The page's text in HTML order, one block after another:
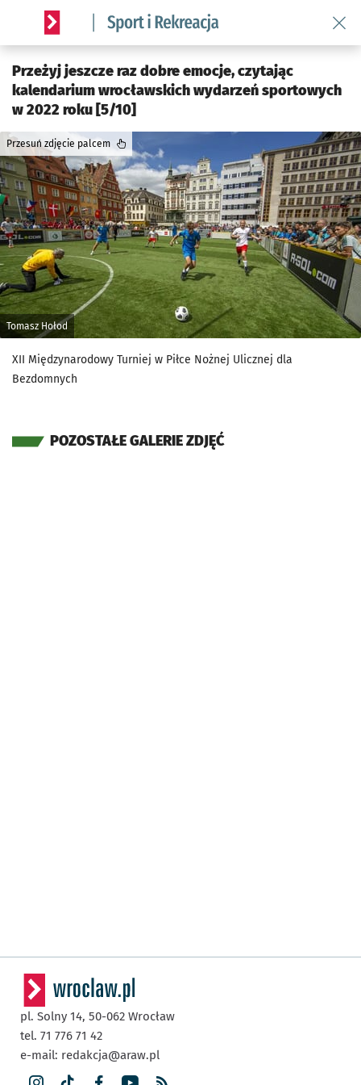
Serwis informacyjny wroclaw.pl podserwis: Sport i rekreacja
Przeżyj jeszcze raz dobre emocje, czytając
kalendarium wrocławskich wydarzeń sportowych
w 2022 roku [5/10]
Tomasz Hołod
Przesuń zdjęcie palcem
XII Międzynarodowy Turniej w Piłce Nożnej Ulicznej dla
Bezdomnych
POZOSTAŁE GALERIE ZDJĘĆ
pl. Solny 14, 50-062 Wrocław
tel. 71 776 71 42
e-mail: redakcja@araw.pl